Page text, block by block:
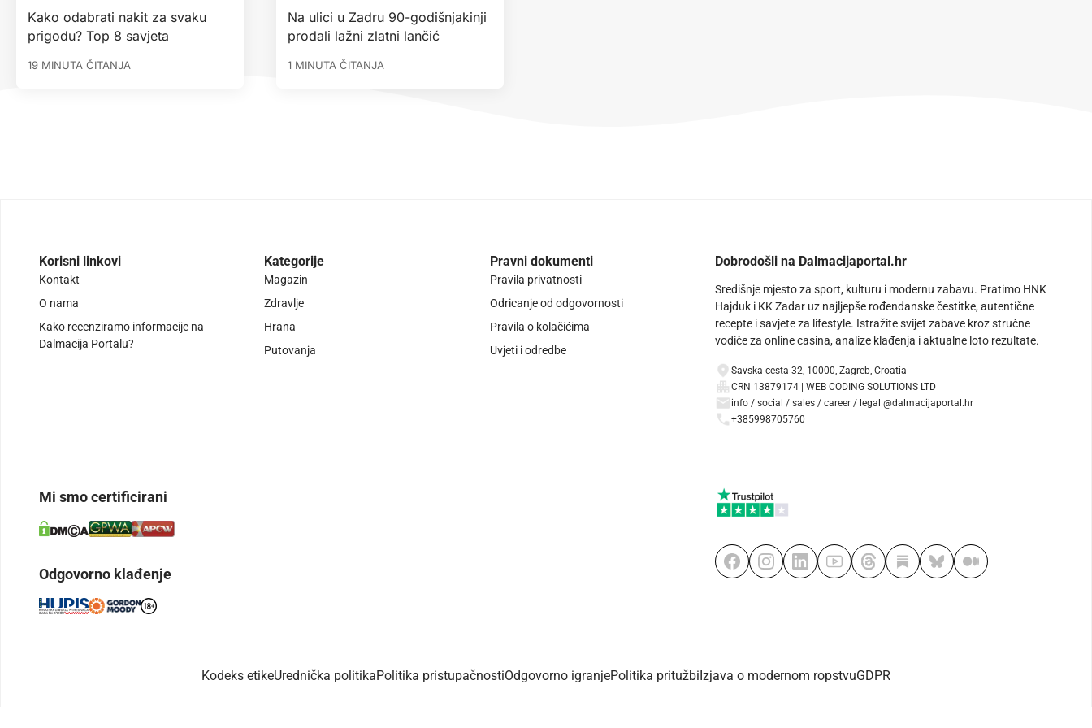
Kako odabrati nakit za svaku
prigodu? Top 8 savjeta
19 MINUTA ČITANJA
Na ulici u Zadru 90-godišnjakinji
prodali lažni zlatni lančić
1 MINUTA ČITANJA
Korisni linkovi
Kontakt
O nama
Kako recenziramo informacije na
Dalmacija Portalu?
Kategorije
Magazin
Zdravlje
Hrana
Putovanja
Pravni dokumenti
Pravila privatnosti
Odricanje od odgovornosti
Pravila o kolačićima
Uvjeti i odredbe
Dobrodošli na Dalmacijaportal.hr
Središnje mjesto za sport, kulturu i modernu zabavu. Pratimo HNK
Hajduk i KK Zadar uz najljepše rođendanske čestitke, autentične
recepte i savjete za lifestyle. Istražite svijet zabave kroz stručne
vodiče za online casina, analize klađenja i aktualne loto rezultate.
Savska cesta 32, 10000, Zagreb, Croatia
CRN 13879174 | WEB CODING SOLUTIONS LTD
info / social / sales / career / legal @dalmacijaportal.hr
+385998705760
Mi smo certificirani
Odgovorno klađenje
Kodeks etikeUrednička politikaPolitika pristupačnostiOdgovorno igranjePolitika pritužbiIzjava o modernom ropstvuGDPR